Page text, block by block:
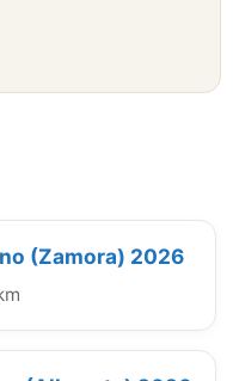
(Zamora) 2026